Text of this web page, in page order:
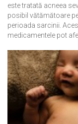
este tratată acneea
posibil vătămătoare
perioada sarcinii.
medicamentele pot